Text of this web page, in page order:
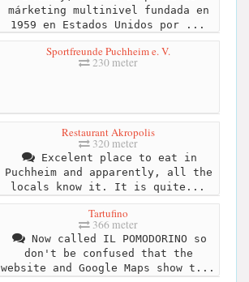
márketing multinivel fundada en
1959 en Estados Unidos por ...
Sportfreunde Puchheim e. V.
230 meter
Restaurant Akropolis
320 meter
Excelent place to eat in
Puchheim and apparently, all the
locals know it. It is quite...
Tartufino
366 meter
Now called IL POMODORINO so
don't be confused that the
website and Google Maps show t...